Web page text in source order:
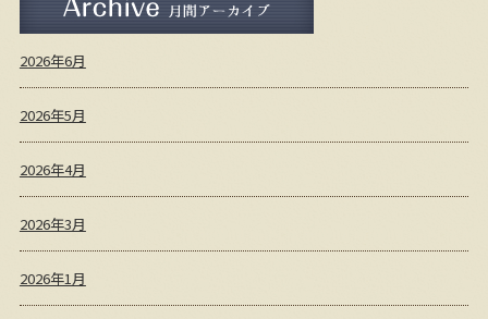
2026年6月
2026年5月
2026年4月
2026年3月
2026年1月